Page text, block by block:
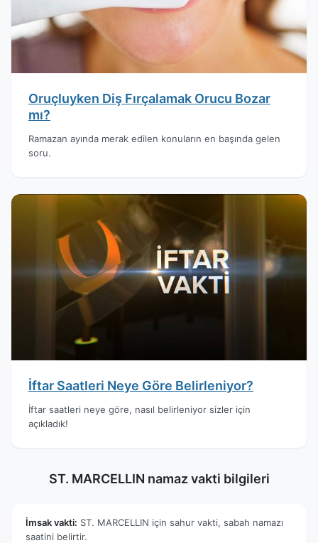
Oruçluyken Diş Fırçalamak Orucu Bozar
mı?
Ramazan ayında merak edilen konuların en başında gelen
soru.
İftar Saatleri Neye Göre Belirleniyor?
İftar saatleri neye göre, nasıl belirleniyor sizler için
açıkladık!
ST. MARCELLIN namaz vakti bilgileri
İmsak vakti: ST. MARCELLIN için sahur vakti, sabah namazı
saatini belirtir.